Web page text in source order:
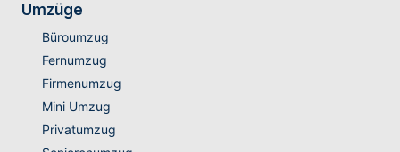
Umzüge
Büroumzug
Fernumzug
Firmenumzug
Mini Umzug
Privatumzug